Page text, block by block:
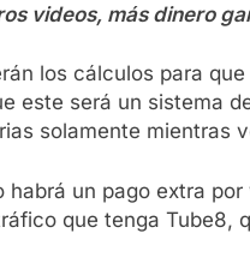
videos, más dinero
los cálculos para
este será un sistema
solamente mientras
habrá un pago extra
que tenga Tube8,